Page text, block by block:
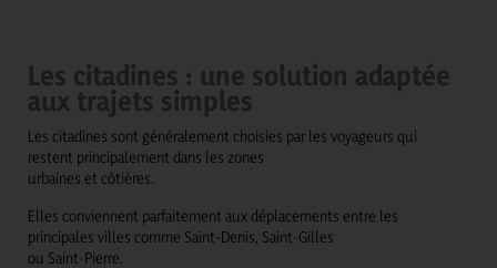
Les citadines : une solution adaptée
aux trajets simples
Les citadines sont généralement choisies par les voyageurs qui
restent principalement dans les zones
urbaines et côtières.
Elles conviennent parfaitement aux déplacements entre les
principales villes comme Saint-Denis, Saint-Gilles
ou Saint-Pierre.